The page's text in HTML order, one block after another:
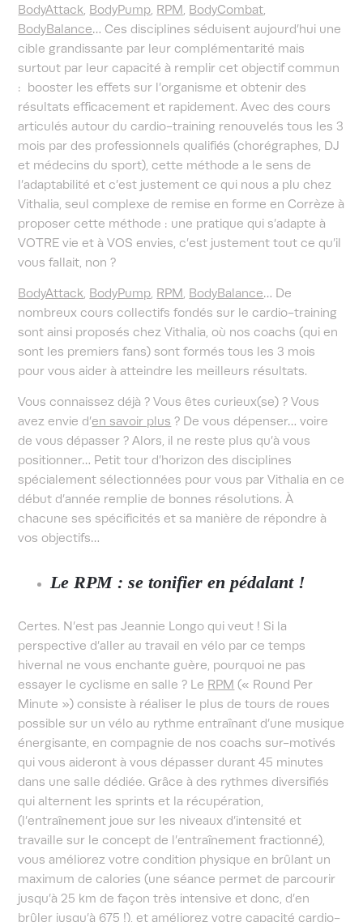
BodyAttack BodyPump RPM BodyCombat
BodyBalance… Ces disciplines séduisent aujourd’hui une
cible grandissante par leur complémentarité mais
surtout par leur capacité à remplir cet objectif commun
: booster les effets sur l’organisme et obtenir des
résultats efficacement et rapidement. Avec des cours
articulés autour du cardio-training renouvelés tous les 3
mois par des professionnels qualifiés (chorégraphes, DJ
et médecins du sport), cette méthode a le sens de
l’adaptabilité et c’est justement ce qui nous a plu chez
Vithalia, seul complexe de remise en forme en Corrèze à
proposer cette méthode : une pratique qui s’adapte à
VOTRE vie et à VOS envies, c’est justement tout ce qu’il
vous fallait, non ?
BodyAttack BodyPump RPM BodyBalance… De
nombreux cours collectifs fondés sur le cardio-training
sont ainsi proposés chez Vithalia, où nos coachs (qui en
sont les premiers fans) sont formés tous les 3 mois
pour vous aider à atteindre les meilleurs résultats.
Vous connaissez déjà ? Vous êtes curieux(se) ? Vous
avez envie d’en savoir plus ? De vous dépenser… voire
de vous dépasser ? Alors, il ne reste plus qu’à vous
positionner… Petit tour d’horizon des disciplines
spécialement sélectionnées pour vous par Vithalia en ce
début d’année remplie de bonnes résolutions. À
chacune ses spécificités et sa manière de répondre à
vos objectifs…
Le RPM : se tonifier en pédalant !
Certes. N’est pas Jeannie Longo qui veut ! Si la
perspective d’aller au travail en vélo par ce temps
hivernal ne vous enchante guère, pourquoi ne pas
essayer le cyclisme en salle ? Le RPM (« Round Per
Minute ») consiste à réaliser le plus de tours de roues
possible sur un vélo au rythme entraînant d’une musique
énergisante, en compagnie de nos coachs sur-motivés
qui vous aideront à vous dépasser durant 45 minutes
dans une salle dédiée. Grâce à des rythmes diversifiés
qui alternent les sprints et la récupération,
(l’entraînement joue sur les niveaux d’intensité et
travaille sur le concept de l’entraînement fractionné),
vous améliorez votre condition physique en brûlant un
maximum de calories (une séance permet de parcourir
jusqu’à 25 km de façon très intensive et donc, d’en
brûler jusqu’à 675 !), et améliorez votre capacité cardio-